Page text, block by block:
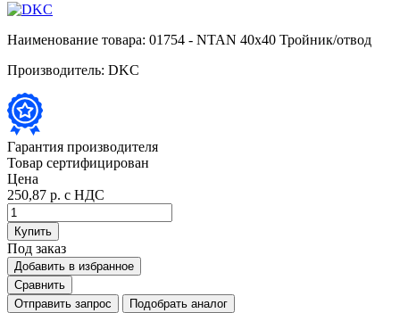
Наименование товара: 01754 - NTAN 40x40 Тройник/отвод
Производитель: DKC
Гарантия производителя
Товар сертифицирован
Цена
250,87 р. с НДС
Купить
Под заказ
Добавить в избранное
Сравнить
Отправить запрос
Подобрать аналог